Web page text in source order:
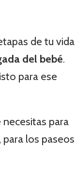
de tu vida
del bebé.
para ese
para
los paseos